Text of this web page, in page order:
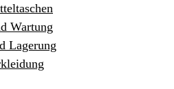
Wartung
Lagerung